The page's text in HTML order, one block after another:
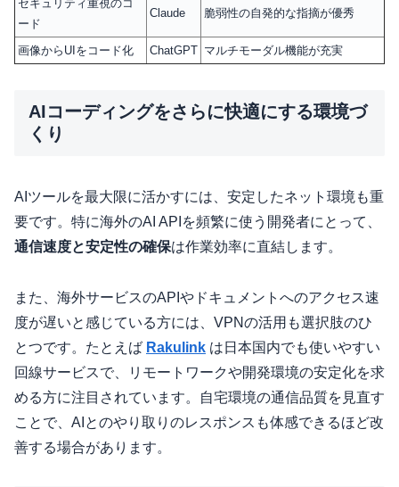
セキュリティ重視のコ
ード
Claude 脆弱性の自発的な指摘が優秀
画像からUIをコード化 ChatGPT マルチモーダル機能が充実
AIコーディングをさらに快適にする環境づ
くり
AIツールを最大限に活かすには、安定したネット環境も重
要です。特に海外のAI APIを頻繁に使う開発者にとって、
通信速度と安定性の確保は作業効率に直結します。
また、海外サービスのAPIやドキュメントへのアクセス速
度が遅いと感じている方には、VPNの活用も選択肢のひ
とつです。たとえば Rakulink は日本国内でも使いやすい
回線サービスで、リモートワークや開発環境の安定化を求
める方に注目されています。自宅環境の通信品質を見直す
ことで、AIとのやり取りのレスポンスも体感できるほど改
善する場合があります。